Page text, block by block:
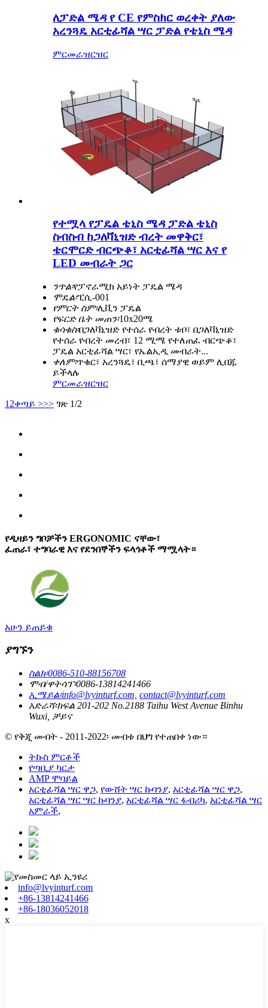
ለፓድል ሜዳ የ CE የምስክር ወረቀት ያለው
አረንጓዴ አርቲፊሻል ሣር ፓድል የቴኒስ ሜዳ
ምርመራዝርዝር
የተሟላ የፓዴል ቴኒስ ሜዳ ፓድል ቴኒስ
ስብስብ ከጋለቫኒዝድ ብረት መዋቅር፣
ቴርሞርድ ብርጭቆ፣ አርቲፊሻል ሣር እና የ
LED መብራት ጋር
ንጥል፡የፓኖራሚክ አይነት ፓዴል ሜዳ
ሞዴል፡ፒሲ-001
የምርት ስም፡ሊቪን ፓዴል
የፍርድ ቤት መጠን፡10x20ሜ
ቁሳቁስ፡በጋለቫኒዝድ የተሰራ የብረት ቱቦ፣ በጋለቫኒዝድ
የተሰራ የብረት መረብ፣ 12 ሚሜ የተለጠፈ ብርጭቆ፣
ፓዴል አርቲፊሻል ሣር፣ የኤልኢዲ መብራት...
ቀለም፡ጥቁር፣ አረንጓዴ፣ ቢጫ፣ ሰማያዊ ወይም ሊበጁ
ይችላሉ
ምርመራዝርዝር
1 2ቀጣይ >>> ገጽ 1/2
የዲዛይን ግቦቻችን ERGONOMIC ናቸው፣
ፈጠራ፣ ተግባራዊ እና የደንበኞችን ፍላጎቶች ማሟላት።
አሁን ይጠይቁ
ያግኙን
ስልክ፡0086-510-88156708
ሞብ/ዋትሳፕ፡0086-13814241466
ኢሜይል፡info@lvyinturf.com, contact@lvyinturf.com
አድራሻ፡ክፍል 201-202 No.2188 Taihu West Avenue Binhu
Wuxi, ቻይና
© የቅጂ መብት - 2011-2022፡ መብቱ በህግ የተጠበቀ ነው።
ትኩስ ምርቶች
የጣቢያ ካርታ
AMP ሞባይል
አርቲፊሻል ሣር ዋጋ, የውሸት ሣር ኩባንያ, አርቲፊሻል ሣር ዋጋ,
አርቲፊሻል ሣር ሣር ኩባንያ, አርቲፊሻል ሣር ፋብሪካ, አርቲፊሻል ሣር
አምራች,
info@lvyinturf.com
+86-13814241466
+86-18036052018
x